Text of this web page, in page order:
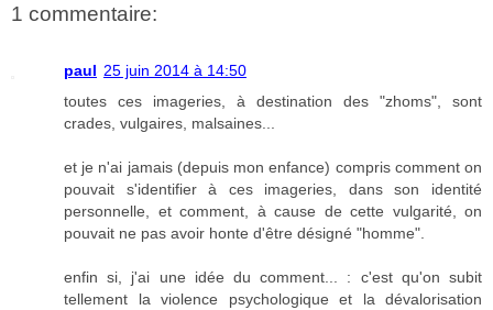
1 commentaire:
paul 25 juin 2014 à 14:50
toutes ces imageries, à destination des "zhoms", sont
crades, vulgaires, malsaines...
et je n'ai jamais (depuis mon enfance) compris comment on
pouvait s'identifier à ces imageries, dans son identité
personnelle, et comment, à cause de cette vulgarité, on
pouvait ne pas avoir honte d'être désigné "homme".
enfin si, j'ai une idée du comment... : c'est qu'on subit
tellement la violence psychologique et la dévalorisation